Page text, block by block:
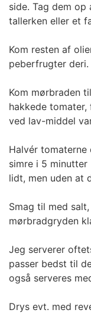
side. Tag dem
tallerken eller et
Kom resten af
peberfrugter deri.
Kom mørbraden
hakkede
ved lav-middel
Halvér
simre i 5
lidt, men uden at
Smag til med
mørbradgryden
Jeg serverer
passer bedst til
også serveres
Drys evt. med